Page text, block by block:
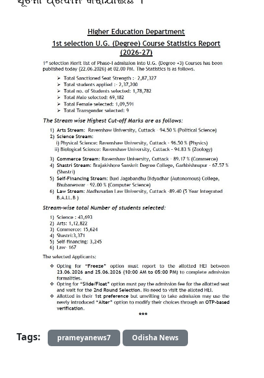
Tags: prameyanews7 Odisha News